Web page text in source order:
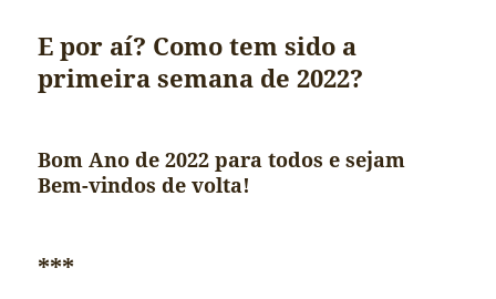
E por aí? Como tem sido a
primeira semana de 2022?
Bom Ano de 2022 para todos e sejam
Bem-vindos de volta!
***